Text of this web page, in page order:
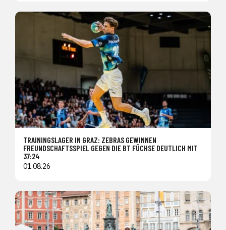
TRAININGSLAGER IN GRAZ: ZEBRAS GEWINNEN
FREUNDSCHAFTSSPIEL GEGEN DIE BT FÜCHSE DEUTLICH MIT
37:24
01.08.26